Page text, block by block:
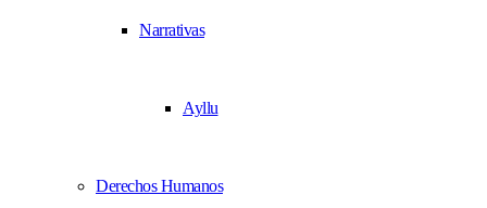
Narrativas
Ayllu
Derechos Humanos